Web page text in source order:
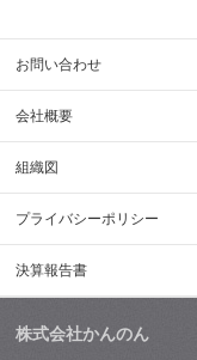
お問い合わせ
会社概要
組織図
プライバシーポリシー
決算報告書
株式会社かんのん